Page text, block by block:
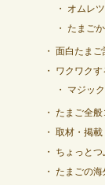
オムレツ
たまご
面白たまご
ワクワクす
マジック
たまご全般
取材・掲載
ちょっとつ
たまごの海